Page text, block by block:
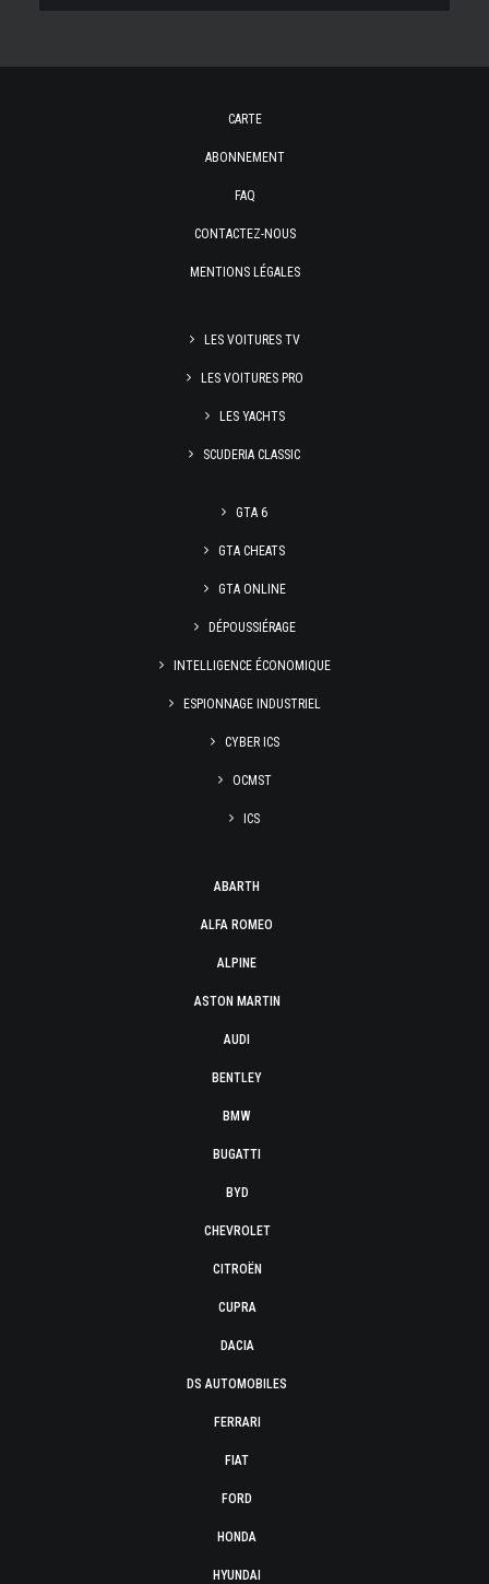
CARTE
ABONNEMENT
FAQ
CONTACTEZ-NOUS
MENTIONS LÉGALES
LES VOITURES TV
LES VOITURES PRO
LES YACHTS
SCUDERIA CLASSIC
GTA 6
GTA CHEATS
GTA ONLINE
DÉPOUSSIÉRAGE
INTELLIGENCE ÉCONOMIQUE
ESPIONNAGE INDUSTRIEL
CYBER ICS
OCMST
ICS
ABARTH
ALFA ROMEO
ALPINE
ASTON MARTIN
AUDI
BENTLEY
BMW
BUGATTI
BYD
CHEVROLET
CITROËN
CUPRA
DACIA
DS AUTOMOBILES
FERRARI
FIAT
FORD
HONDA
HYUNDAI